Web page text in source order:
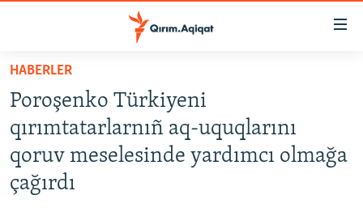
Esas
qaytmaq
Baş
navigatsiyağa
qaytmaq
Qıdıruvğa
SİYASET
İQTİSADİYAT
CEMİYET
HABERLER
Poroşenko Türkiyeni
qırımtatarlarnıñ aq-uquqlarını
qoruv meselesinde yardımcı olmağa
çağırdı